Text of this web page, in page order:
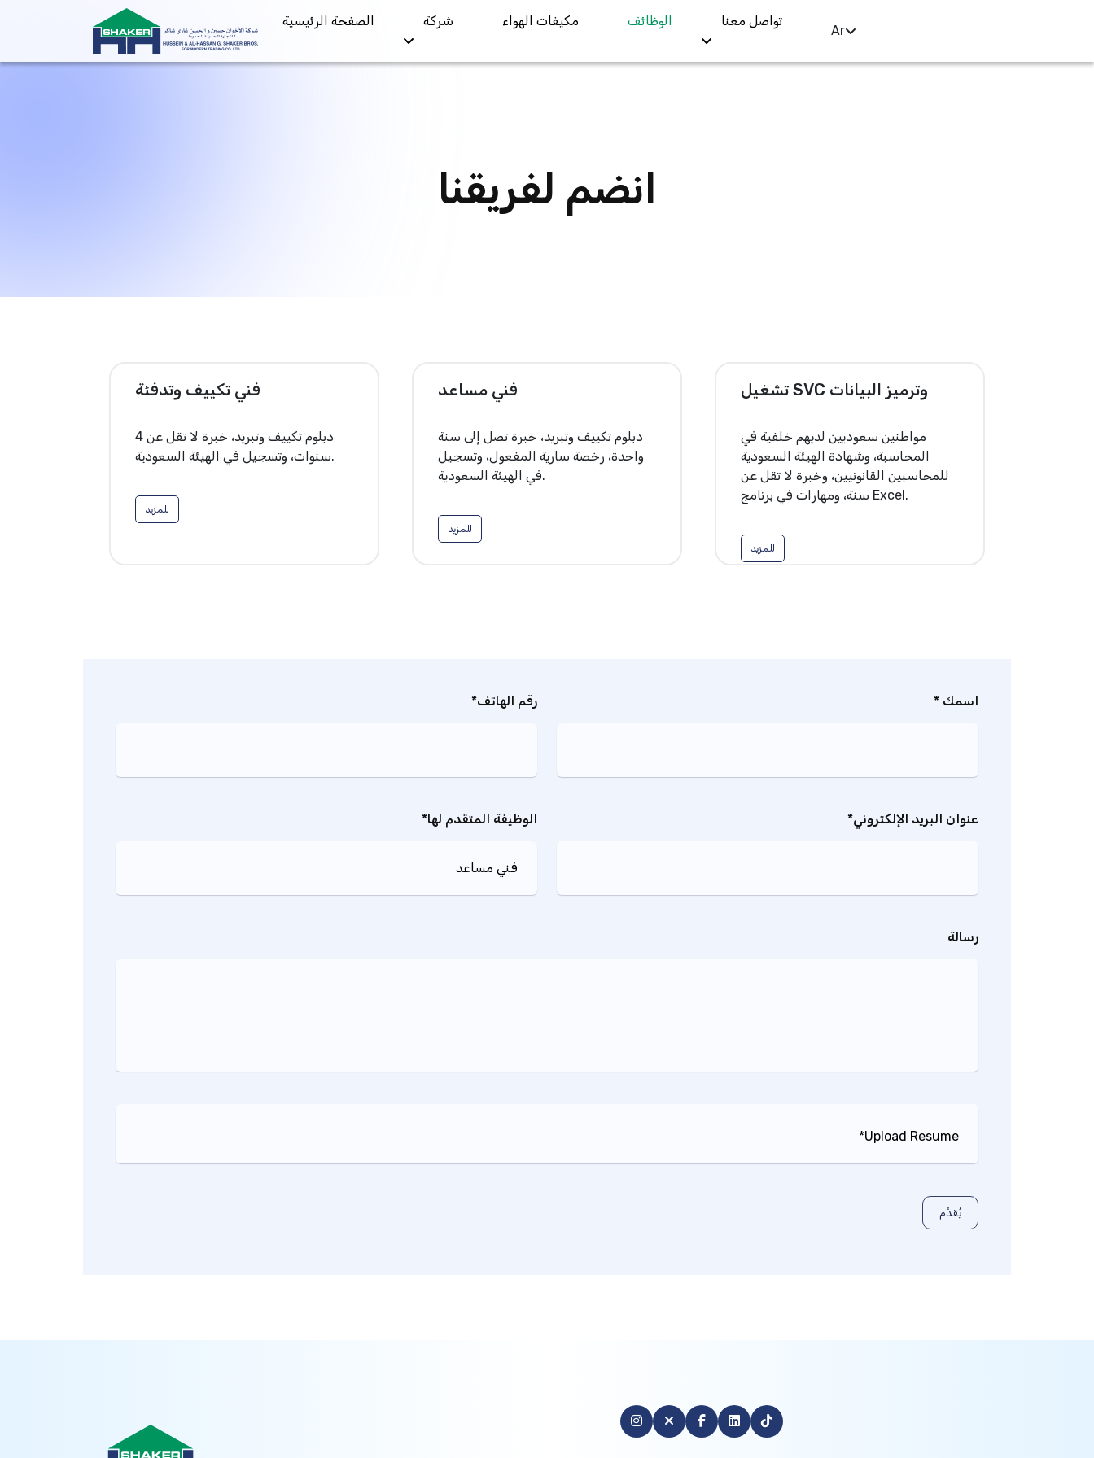
الصفحة الرئيسية شركة مكيفات الهواء الوظائف تواصل معنا
Ar
انضم لفريقنا
فني تكييف وتدفئة
دبلوم تكييف وتبريد، خبرة لا تقل عن 4
سنوات، وتسجيل في الهيئة السعودية.
للمزيد
فني مساعد
دبلوم تكييف وتبريد، خبرة تصل إلى سنة
واحدة، رخصة سارية المفعول، وتسجيل
في الهيئة السعودية.
للمزيد
تشغيل SVC وترميز البيانات
مواطنين سعوديين لديهم خلفية في
المحاسبة، وشهادة الهيئة السعودية
للمحاسبين القانونيين، وخبرة لا تقل عن
سنة، ومهارات في برنامج Excel.
للمزيد
اسمك * رقم الهاتف*
عنوان البريد الإلكتروني* الوظيفة المتقدم لها*
رسالة